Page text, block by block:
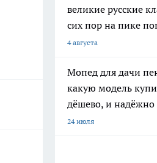
великие русские
сих пор на пике
4 августа
Мопед для дачи
какую модель
дёшево, и надёжно
24 июля